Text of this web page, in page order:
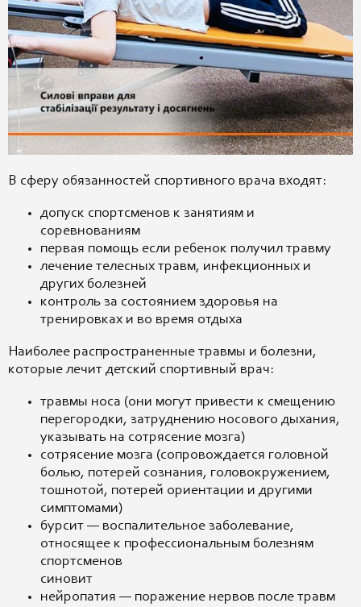
В сферу обязанностей спортивного врача входят:
допуск спортсменов к занятиям и
соревнованиям
первая помощь если ребенок получил травму
лечение телесных травм, инфекционных и
других болезней
контроль за состоянием здоровья на
тренировках и во время отдыха
Наиболее распространенные травмы и болезни,
которые лечит детский спортивный врач:
травмы носа (они могут привести к смещению
перегородки, затруднению носового дыхания,
указывать на сотрясение мозга)
сотрясение мозга (сопровождается головной
болью, потерей сознания, головокружением,
тошнотой, потерей ориентации и другими
симптомами)
бурсит — воспалительное заболевание,
относящее к профессиональным болезням
спортсменов
синовит
нейропатия — поражение нервов после травм